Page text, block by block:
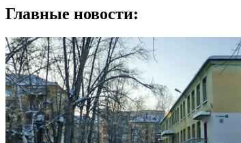
Главные новости: